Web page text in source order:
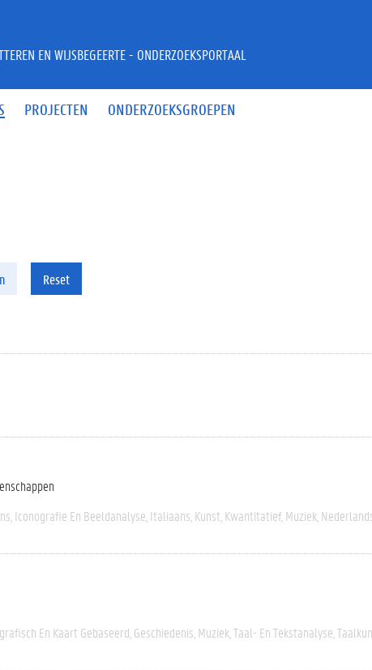
PROJECTEN ONDERZOEKSGROEPEN
EN WIJSBEGEERTE - ONDERZOEKSPORTAAL
Reset
Iconografie En Beeldanalyse Italiaans Kunst Kwantitatief Muziek
En Kaart Gebaseerd Geschiedenis Muziek Taal- En Tekstanalyse